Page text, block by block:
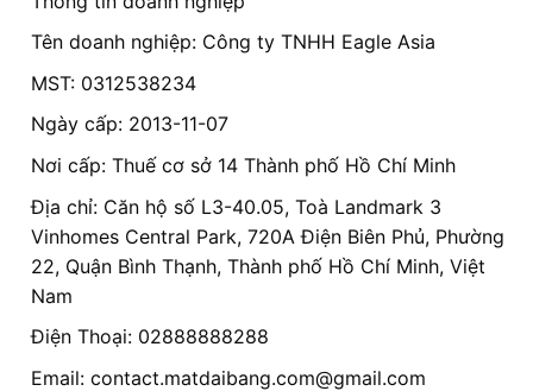
Tên doanh nghiệp: Công ty TNHH Eagle Asia
MST: 0312538234
Ngày cấp: 2013-11-07
Nơi cấp: Thuế cơ sở 14 Thành phố Hồ Chí Minh
Địa chỉ: Căn hộ số L3-40.05, Toà Landmark 3
Vinhomes Central Park, 720A Điện Biên Phủ, Phường
22, Quận Bình Thạnh, Thành phố Hồ Chí Minh, Việt
Nam
Điện Thoại: 02888888288
Email: contact.matdaibang.com@gmail.com